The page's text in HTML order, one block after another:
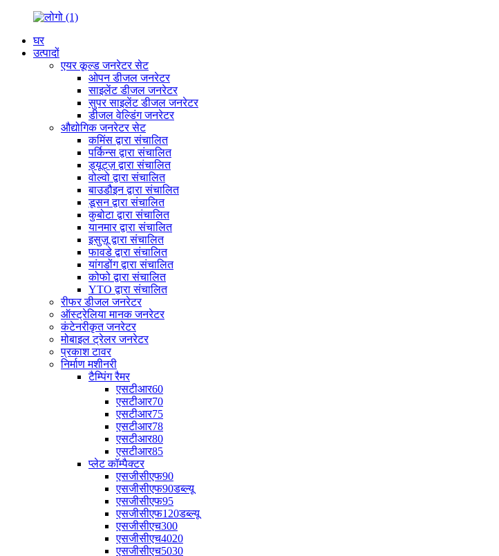
घर
उत्पादों
एयर कूल्ड जनरेटर सेट
ओपन डीजल जनरेटर
साइलेंट डीजल जनरेटर
सुपर साइलेंट डीजल जनरेटर
डीजल वेल्डिंग जनरेटर
औद्योगिक जनरेटर सेट
कमिंस द्वारा संचालित
पर्किन्स द्वारा संचालित
ड्यूट्ज़ द्वारा संचालित
वोल्वो द्वारा संचालित
बाउडौइन द्वारा संचालित
डूसन द्वारा संचालित
कुबोटा द्वारा संचालित
यानमार द्वारा संचालित
इसुज़ू द्वारा संचालित
फावडे द्वारा संचालित
यांगडोंग द्वारा संचालित
कोफो द्वारा संचालित
YTO द्वारा संचालित
रीफर डीजल जनरेटर
ऑस्ट्रेलिया मानक जनरेटर
कंटेनरीकृत जनरेटर
मोबाइल ट्रेलर जनरेटर
प्रकाश टावर
निर्माण मशीनरी
टैम्पिंग रैमर
एसटीआर60
एसटीआर70
एसटीआर75
एसटीआर78
एसटीआर80
एसटीआर85
प्लेट कॉम्पैक्टर
एसजीसीएफ90
एसजीसीएफ90डब्ल्यू
एसजीसीएफ95
एसजीसीएफ120डब्ल्यू
एसजीसीएच300
एसजीसीएच4020
एसजीसीएच5030